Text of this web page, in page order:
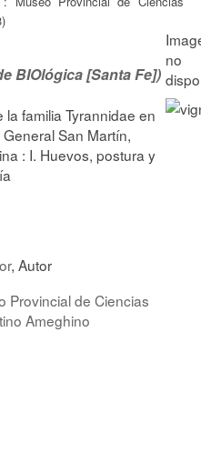
BIOlógica [Santa Fe])
familia Tyrannidae en
San Martín,
: I. Huevos, postura y
, Autor
Provincial de Ciencias
Ameghino